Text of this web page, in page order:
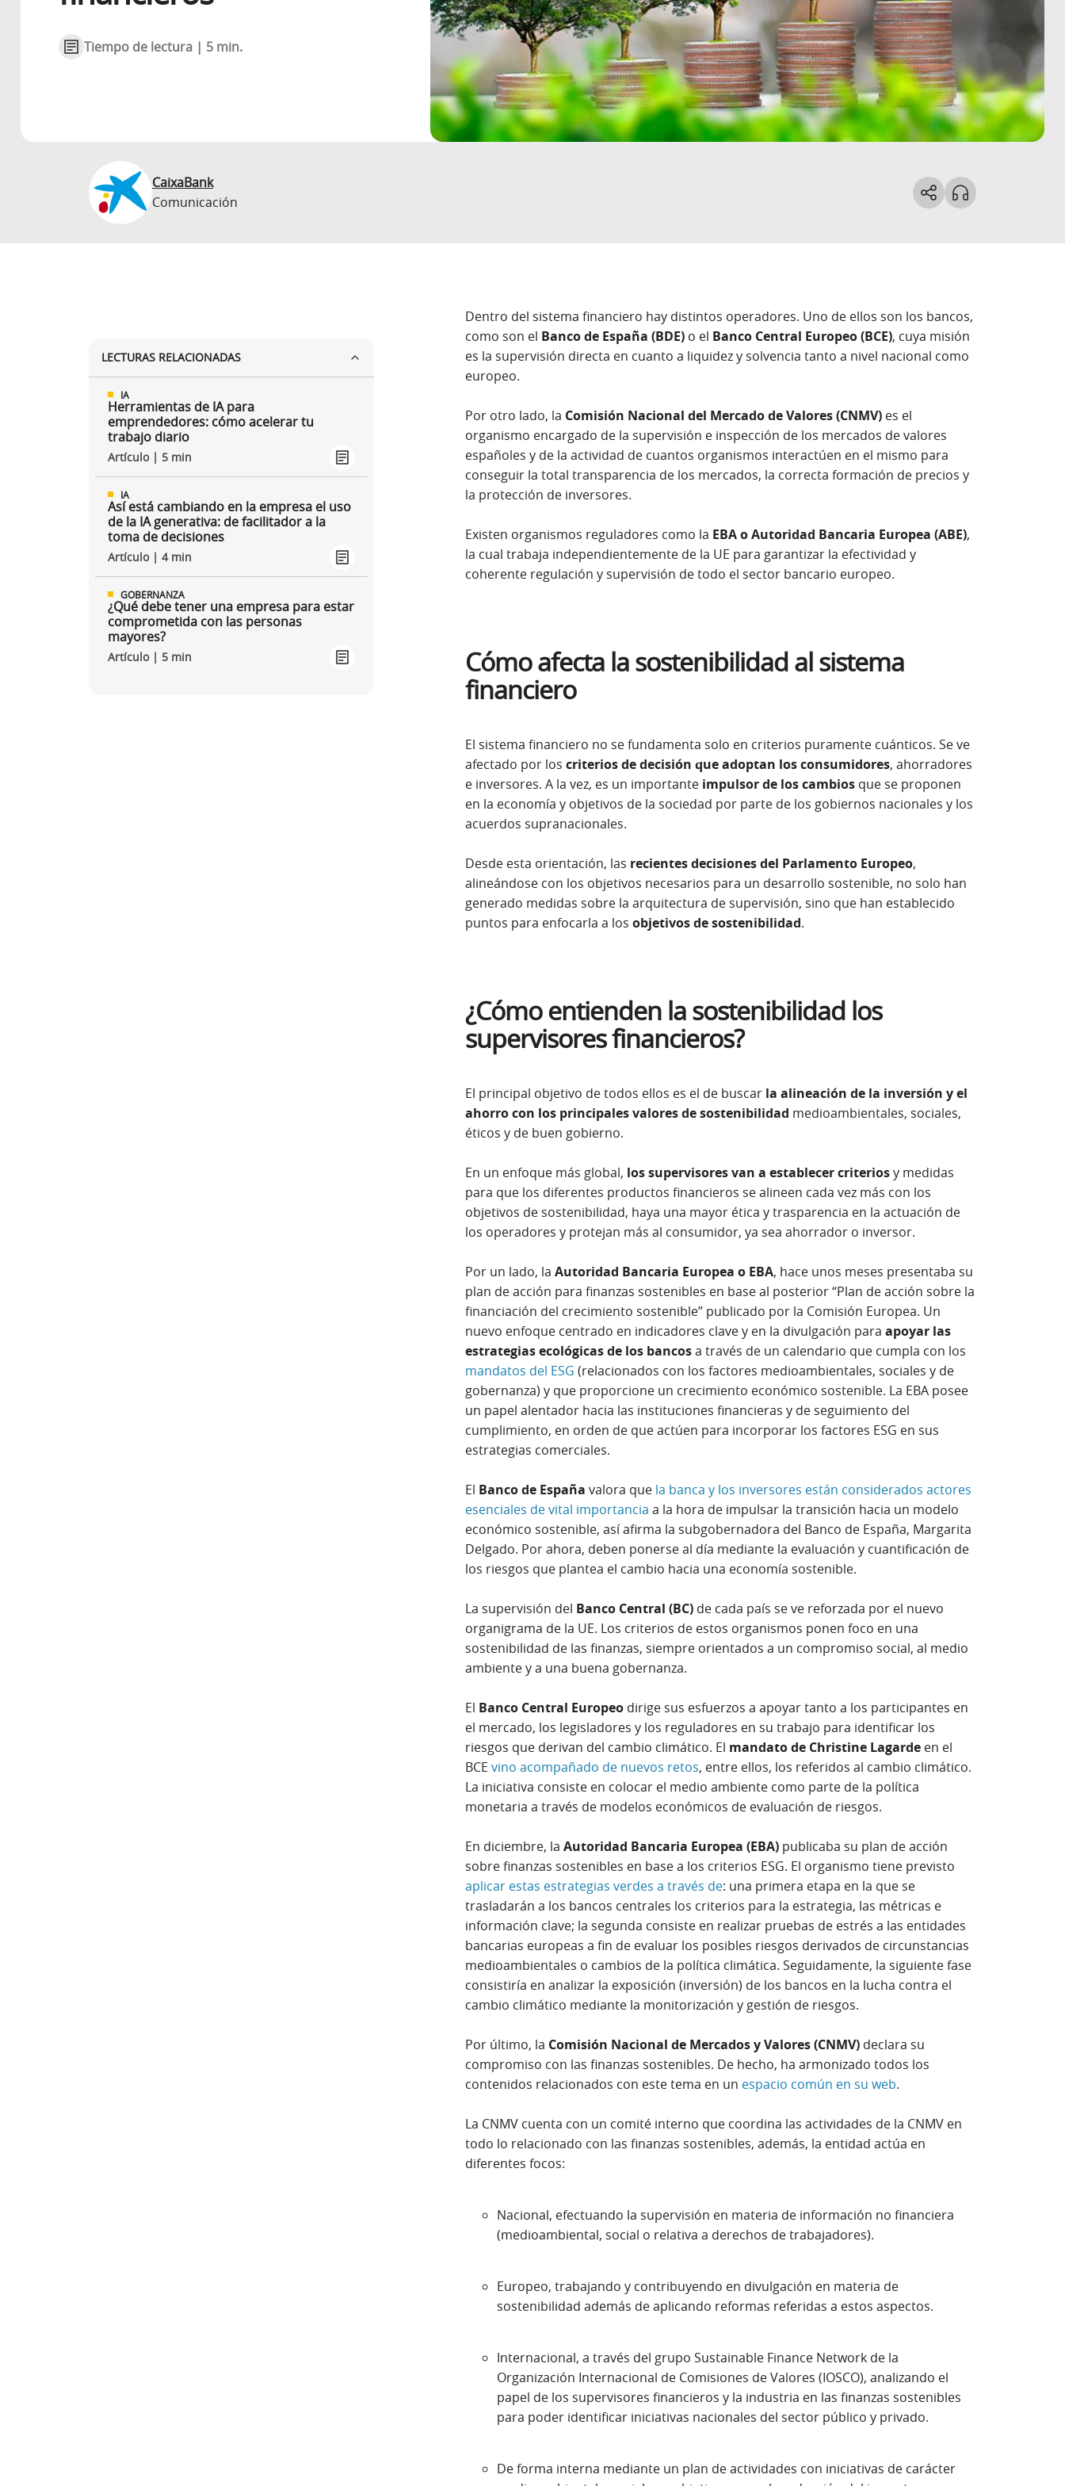
Tiempo de lectura | 5 min.
CaixaBank
Comunicación
LECTURAS RELACIONADAS
IA
Herramientas de IA para
emprendedores: cómo acelerar tu
trabajo diario
Artículo | 5 min
IA
Así está cambiando en la empresa el uso
de la IA generativa: de facilitador a la
toma de decisiones
Artículo | 4 min
GOBERNANZA
¿Qué debe tener una empresa para estar
comprometida con las personas
mayores?
Artículo | 5 min
Dentro del sistema financiero hay distintos operadores. Uno de ellos son los bancos,
como son el Banco de España (BDE)o el Banco Central Europeo (BCE), cuya misión
es la supervisión directa en cuanto a liquidez y solvencia tanto a nivel nacional como
europeo.
Por otro lado, la Comisión Nacional del Mercado de Valores (CNMV)es el
organismo encargado de la supervisión e inspección de los mercados de valores
españoles y de la actividad de cuantos organismos interactúen en el mismo para
conseguir la total transparencia de los mercados, la correcta formación de precios y
la protección de inversores.
Existen organismos reguladores como la EBA o Autoridad Bancaria Europea (ABE),
la cual trabaja independientemente de la UE para garantizar la efectividad y
coherente regulación y supervisión de todo el sector bancario europeo.
Cómo afecta la sostenibilidad al sistema
financiero
El sistema financiero no se fundamenta solo en criterios puramente cuánticos. Se ve
afectado por los criterios de decisión que adoptan los consumidores, ahorradores
e inversores. A la vez, es un importante impulsor de los cambiosque se proponen
en la economía y objetivos de la sociedad por parte de los gobiernos nacionales y los
acuerdos supranacionales.
Desde esta orientación, las recientes decisiones del Parlamento Europeo,
alineándose con los objetivos necesarios para un desarrollo sostenible, no solo han
generado medidas sobre la arquitectura de supervisión, sino que han establecido
puntos para enfocarla a los objetivos de sostenibilidad.
¿Cómo entienden la sostenibilidad los
supervisores financieros?
El principal objetivo de todos ellos es el de buscar la alineación de la inversión y el
ahorro con los principales valores de sostenibilidad medioambientales, sociales,
éticos y de buen gobierno.
En un enfoque más global, los supervisores van a establecer criteriosy medidas
para que los diferentes productos financieros se alineen cada vez más con los
objetivos de sostenibilidad, haya una mayor ética y trasparencia en la actuación de
los operadores y protejan más al consumidor, ya sea ahorrador o inversor.
Por un lado, la Autoridad Bancaria Europea o EBA, hace unos meses presentaba su
plan de acción para finanzas sostenibles en base al posterior “Plan de acción sobre la
financiación del crecimiento sostenible” publicado por la Comisión Europea. Un
nuevo enfoque centrado en indicadores clave y en la divulgación para apoyar las
estrategias ecológicas de los bancosa través de un calendario que cumpla con los
mandatos del ESG (relacionados con los factores medioambientales, sociales y de
gobernanza) y que proporcione un crecimiento económico sostenible. La EBA posee
un papel alentador hacia las instituciones financieras y de seguimiento del
cumplimiento, en orden de que actúen para incorporar los factores ESG en sus
estrategias comerciales.
El Banco de España valora que la banca y los inversores están considerados actores
esenciales de vital importancia a la hora de impulsar la transición hacia un modelo
económico sostenible, así afirma la subgobernadora del Banco de España, Margarita
Delgado. Por ahora, deben ponerse al día mediante la evaluación y cuantificación de
los riesgos que plantea el cambio hacia una economía sostenible.
La supervisión del Banco Central (BC)de cada país se ve reforzada por el nuevo
organigrama de la UE. Los criterios de estos organismos ponen foco en una
sostenibilidad de las finanzas, siempre orientados a un compromiso social, al medio
ambiente y a una buena gobernanza.
El Banco Central Europeodirige sus esfuerzos a apoyar tanto a los participantes en
el mercado, los legisladores y los reguladores en su trabajo para identificar los
riesgos que derivan del cambio climático. El mandato de Christine Lagardeen el
BCE vino acompañado de nuevos retos, entre ellos, los referidos al cambio climático.
La iniciativa consiste en colocar el medio ambiente como parte de la política
monetaria a través de modelos económicos de evaluación de riesgos.
En diciembre, la Autoridad Bancaria Europea (EBA)publicaba su plan de acción
sobre finanzas sostenibles en base a los criterios ESG. El organismo tiene previsto
aplicar estas estrategias verdes a través de: una primera etapa en la que se
trasladarán a los bancos centrales los criterios para la estrategia, las métricas e
información clave; la segunda consiste en realizar pruebas de estrés a las entidades
bancarias europeas a fin de evaluar los posibles riesgos derivados de circunstancias
medioambientales o cambios de la política climática. Seguidamente, la siguiente fase
consistiría en analizar la exposición (inversión) de los bancos en la lucha contra el
cambio climático mediante la monitorización y gestión de riesgos.
Por último, la Comisión Nacional de Mercados y Valores (CNMV)declara su
compromiso con las finanzas sostenibles. De hecho, ha armonizado todos los
contenidos relacionados con este tema en un espacio común en su web.
La CNMV cuenta con un comité interno que coordina las actividades de la CNMV en
todo lo relacionado con las finanzas sostenibles, además, la entidad actúa en
diferentes focos:
Nacional, efectuando la supervisión en materia de información no financiera
(medioambiental, social o relativa a derechos de trabajadores).
Europeo, trabajando y contribuyendo en divulgación en materia de
sostenibilidad además de aplicando reformas referidas a estos aspectos.
Internacional, a través del grupo Sustainable Finance Network de la
Organización Internacional de Comisiones de Valores (IOSCO), analizando el
papel de los supervisores financieros y la industria en las finanzas sostenibles
para poder identificar iniciativas nacionales del sector público y privado.
De forma interna mediante un plan de actividades con iniciativas de carácter